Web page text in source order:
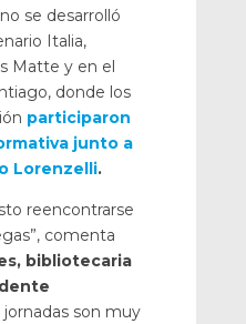
se desarrolló
Italia,
Matte y en el
donde los
participaron
junto a
Lorenzelli.
reencontrarse
comenta
bibliotecaria
jornadas son muy